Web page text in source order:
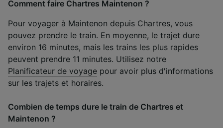
Comment faire Chartres Maintenon ?
Pour voyager à Maintenon depuis Chartres, vous
pouvez prendre le train. En moyenne, le trajet dure
environ 16 minutes, mais les trains les plus rapides
peuvent prendre 11 minutes. Utilisez notre
Planificateur de voyage pour avoir plus d'informations
sur les trajets et horaires.
Combien de temps dure le train de Chartres et
Maintenon ?